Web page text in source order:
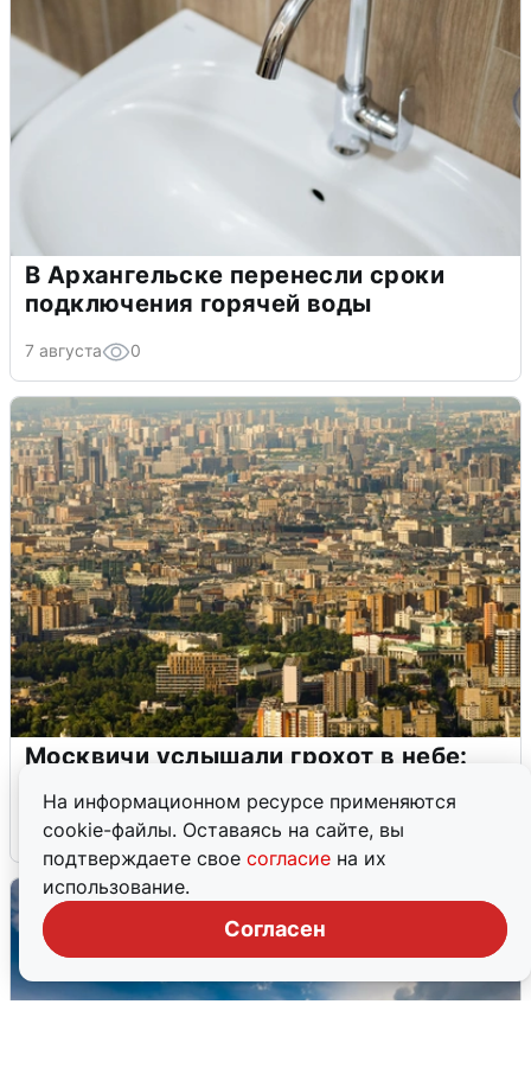
На информационном ресурсе применяются
cookie-файлы. Оставаясь на сайте, вы
подтверждаете свое согласие на их
использование.
Согласен
В Архангельске перенесли сроки
подключения горячей воды
7 августа 0
Москвичи услышали грохот в небе:
7 августа 0